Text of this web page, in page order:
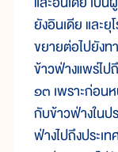
ยังอินเดีย และ
ขยายต่อไปยังท
ข้าวฟ่างแพร่ไป
๑๓ เพราะก่อน
กับข้าวฟ่างในป
ฟ่างไปถึงประ